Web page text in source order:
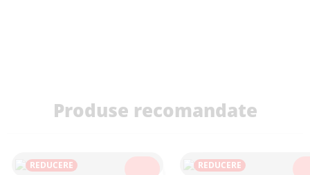
Produse recomandate
REDUCERE REDUCERE